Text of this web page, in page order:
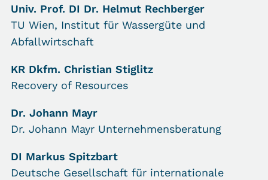
Univ. Prof. DI Dr. Helmut Rechberger
TU Wien, Institut für Wassergüte und
Abfallwirtschaft
KR Dkfm. Christian Stiglitz
Recovery of Resources
Dr. Johann Mayr
Dr. Johann Mayr Unternehmensberatung
DI Markus Spitzbart
Deutsche Gesellschaft für internationale